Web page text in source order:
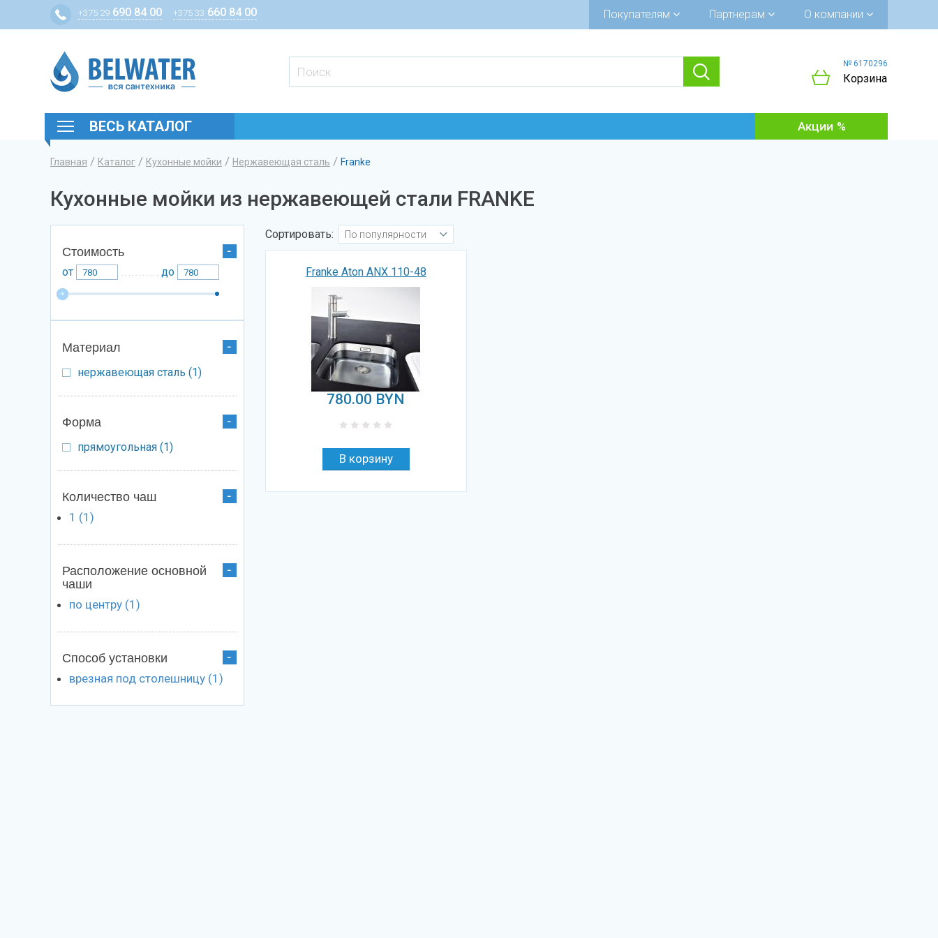
+375 29 690 84 00 +375 33 660 84 00 Покупателям Партнерам О компании
№ 6170296
Корзина
ВЕСЬ КАТАЛОГ Акции
Вы здесь
Главная / Каталог / Кухонные мойки / Нержавеющая сталь / Franke
Кухонные мойки из нержавеющей стали FRANKE
Сортировать: По популярности
Franke Aton ANX 110-48
780.00 BYN
Стоимость
от до
Материал
Apply нержавеющая сталь
нержавеющая сталь (1)
сталь filter
Форма
Apply прямоугольная filter
прямоугольная (1)
filter
Количество чаш
1 (1)
Расположение основной
чаши
по центру (1)
Способ установки
врезная под столешницу (1)
под